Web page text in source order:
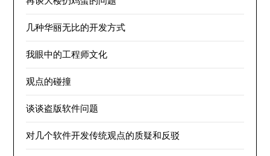
几种华丽无比的开发方式
我眼中的工程师文化
观点的碰撞
谈谈盗版软件问题
对几个软件开发传统观点的质疑和反驳